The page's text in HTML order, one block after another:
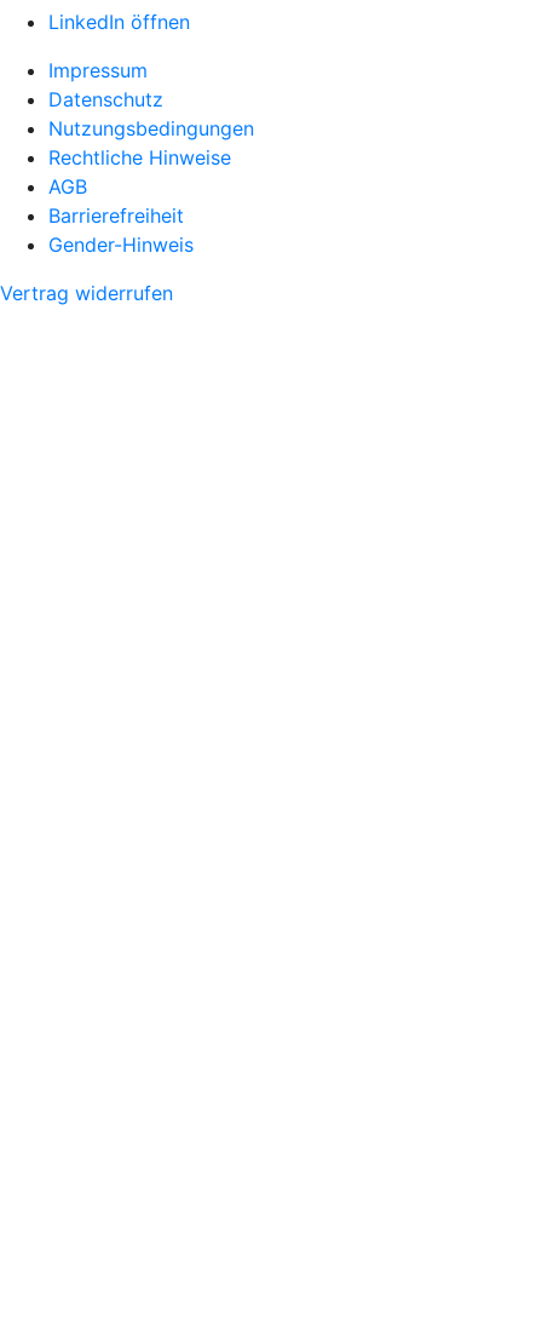
LinkedIn öffnen
Impressum
Datenschutz
Nutzungsbedingungen
Rechtliche Hinweise
AGB
Barrierefreiheit
Gender-Hinweis
Vertrag widerrufen